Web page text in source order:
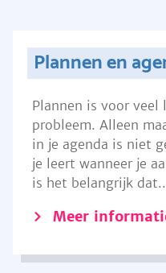
Plannen en
Plannen is voor veel
probleem. Alleen
in je agenda is niet
je leert wanneer je
is het belangrijk
Meer